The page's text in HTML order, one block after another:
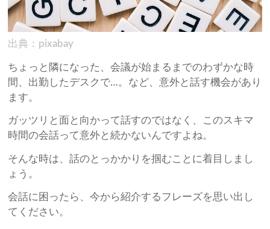
出典：pixabay
ちょっと隣になった、会議が始まるまでのわずかな時
間、出勤したデスクで…。など、意外と話す機会があり
ます。
ガッツリと面と向かって話すのではなく、このスキマ
時間の会話って意外と続かないんですよね。
そんな時は、話のとっかかりを掴むことに着目しまし
ょう。
会話に困ったら、今から紹介するフレーズを思い出し
てください。